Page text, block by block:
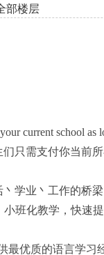
部楼层
current school as
只需支付你当前
学业丶工作的桥梁
班化教学，快速
最优质的语言学